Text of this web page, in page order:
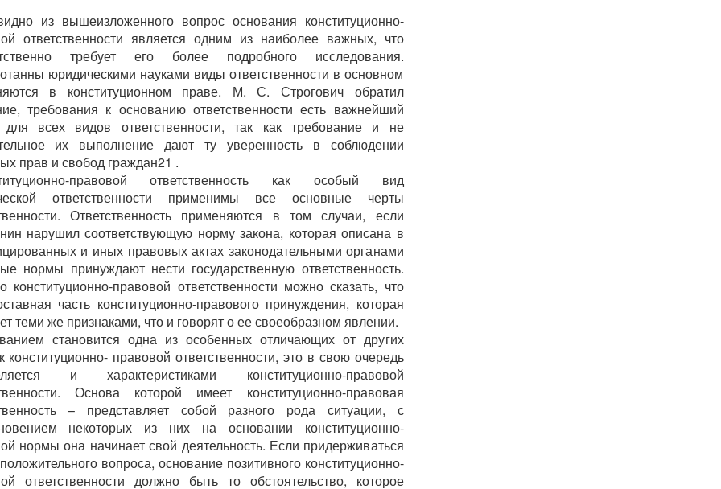
из вышеизложенного вопрос основания конституционно-
ответственности является одним из наиболее важных, что
требует его более подробного исследования.
юридическими науками виды ответственности в основном
в конституционном праве. М. С. Строгович обратил
требования к основанию ответственности есть важнейший
для всех видов ответственности, так как требование и не
их выполнение дают ту уверенность в соблюдении
прав и свобод граждан21 .
правовой ответственность как особый вид
ответственности применимы все основные черты
Ответственность применяются в том случаи, если
нарушил соответствующую норму закона, которая описана в
и иных правовых актах законодательными органами
нормы принуждают нести государственную ответственность.
конституционно-правовой ответственности можно сказать, что
часть конституционно-правового принуждения, которая
теми же признаками, что и говорят о ее своеобразном явлении.
становится одна из особенных отличающих от других
конституционно- правовой ответственности, это в свою очередь
и характеристиками конституционно-правовой
Основа которой имеет конституционно-правовая
– представляет собой разного рода ситуации, с
некоторых из них на основании конституционно-
нормы она начинает свой деятельность. Если придерживаться
вопроса, основание позитивного конституционно-
ответственности должно быть то обстоятельство, которое